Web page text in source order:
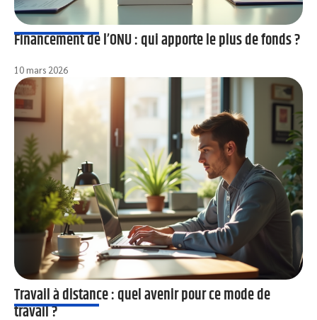
Financement de l’ONU : qui apporte le plus de fonds ?
10 mars 2026
Travail à distance : quel avenir pour ce mode de
travail ?